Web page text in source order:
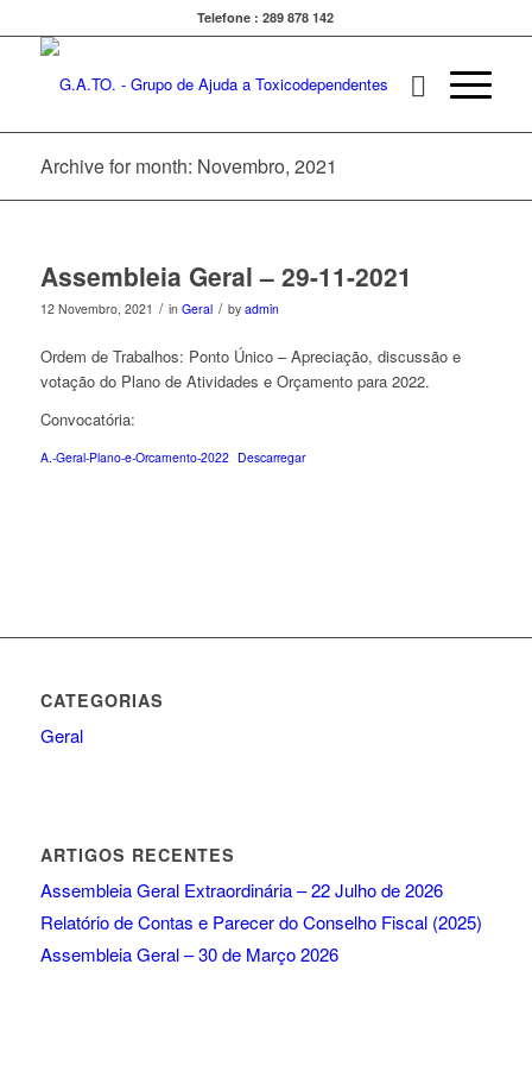
Telefone : 289 878 142
Archive for month: Novembro, 2021
Assembleia Geral – 29-11-2021
12 Novembro, 2021 / in Geral / by admin
Ordem de Trabalhos: Ponto Único – Apreciação, discussão e
votação do Plano de Atividades e Orçamento para 2022.
Convocatória:
A.-Geral-Plano-e-Orcamento-2022 Descarregar
CATEGORIAS
Geral
ARTIGOS RECENTES
Assembleia Geral Extraordinária – 22 Julho de 2026
Relatório de Contas e Parecer do Conselho Fiscal (2025)
Assembleia Geral – 30 de Março 2026